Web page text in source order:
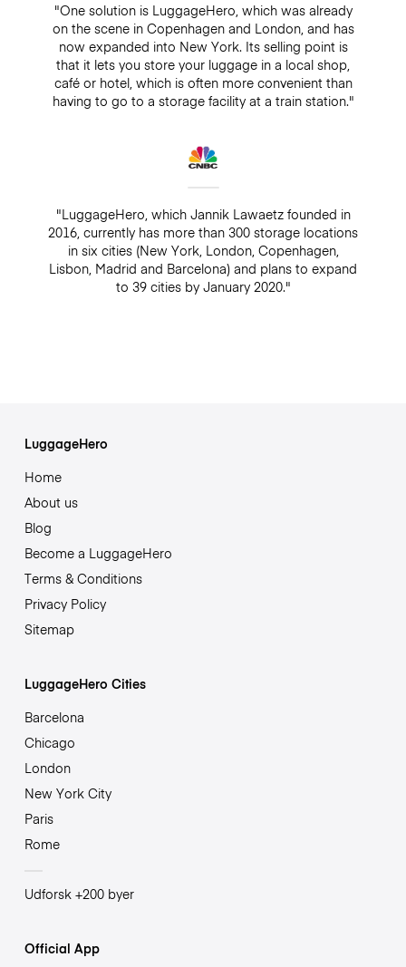
"One solution is LuggageHero, which was already
on the scene in Copenhagen and London, and has
now expanded into New York. Its selling point is
that it lets you store your luggage in a local shop,
café or hotel, which is often more convenient than
having to go to a storage facility at a train station."
"LuggageHero, which Jannik Lawaetz founded in
2016, currently has more than 300 storage locations
in six cities (New York, London, Copenhagen,
Lisbon, Madrid and Barcelona) and plans to expand
to 39 cities by January 2020."
LuggageHero
Home
About us
Blog
Become a LuggageHero
Terms & Conditions
Privacy Policy
Sitemap
LuggageHero Cities
Barcelona
Chicago
London
New York City
Paris
Rome
Udforsk +200 byer
Official App